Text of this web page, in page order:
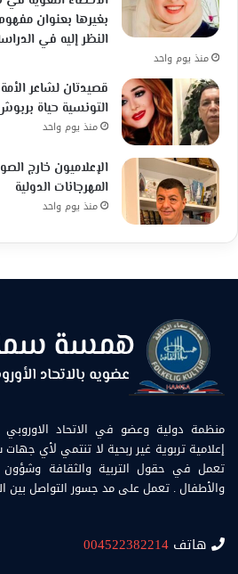
بغيرها بعنوان
النظر إليه في
منذ يوم واحد
قصيدتان لشاعر
التونسية حياة
منذ يوم واحد
الإعلاميون خارج
المهرجانات الدولية
منذ يوم واحد
منظمة دولية وعضو في الاتحاد الاوروبي
إعلامية تربوية غير ربحية لا تنتمي لأي
تعمل في حقول التربية والثقافة وشؤون
والأطفال . تعمل على مد جسور التواصل بين
هاتف 004522382214